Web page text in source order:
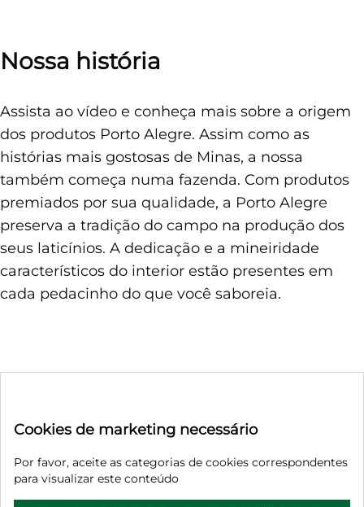
Nossa história
Assista ao vídeo e conheça mais sobre a origem
dos produtos Porto Alegre. Assim como as
histórias mais gostosas de Minas, a nossa
também começa numa fazenda. Com produtos
premiados por sua qualidade, a Porto Alegre
preserva a tradição do campo na produção dos
seus laticínios. A dedicação e a mineiridade
característicos do interior estão presentes em
cada pedacinho do que você saboreia.
Cookies de marketing necessário
Por favor, aceite as categorias de cookies correspondentes
para visualizar este conteúdo